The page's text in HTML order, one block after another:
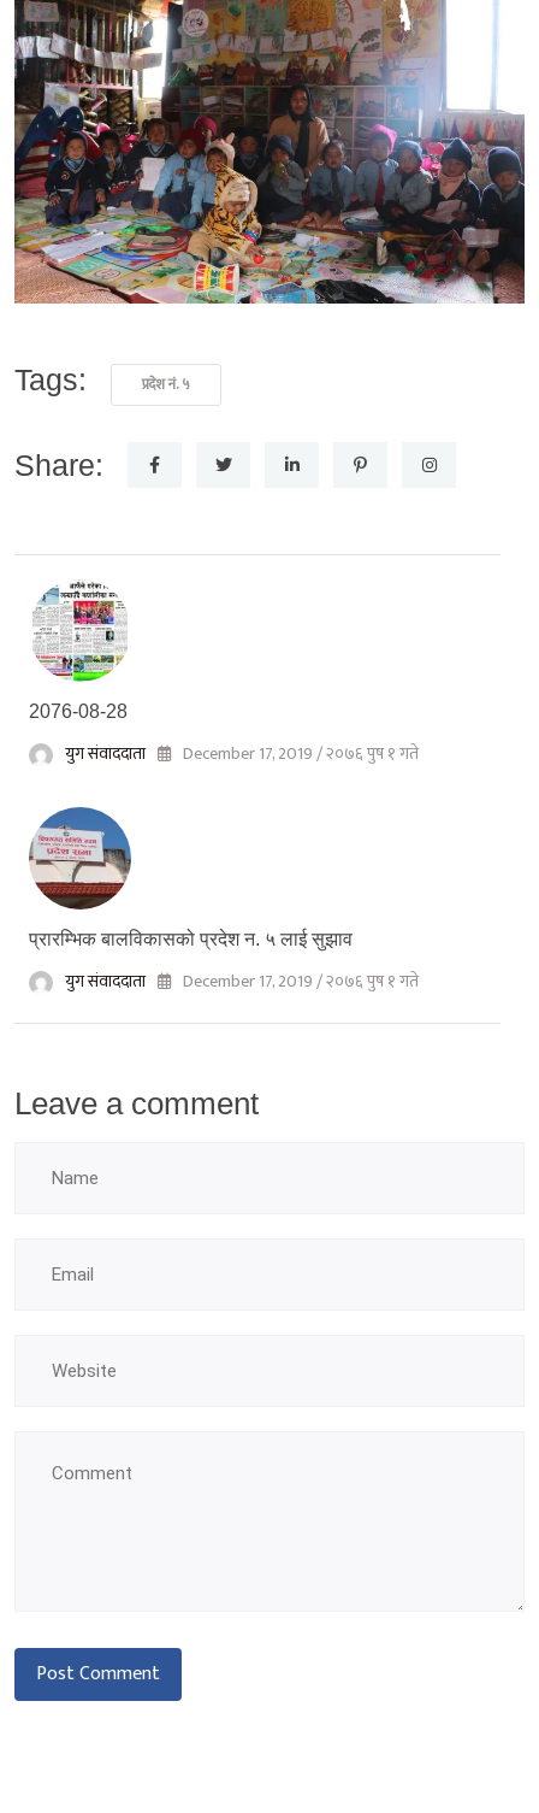
Tags: प्रदेश नं. ५
Share:
2076-08-28
युग संवाददाता December 17, 2019 / २०७६ पुष १ गते
प्रारम्भिक बालविकासको प्रदेश न. ५ लाई सुझाव
युग संवाददाता December 17, 2019 / २०७६ पुष १ गते
Leave a comment